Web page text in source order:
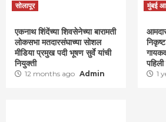
सोलापूर
एकनाथ शिंदेंच्या शिवसेनेच्या बारामती
लोकसभा मतदारसंघाच्या सोशल
मीडिया प्रमुख पदी भूषण सुर्वे यांची
नियुक्ती
12 months ago Admin
मुंबई
1